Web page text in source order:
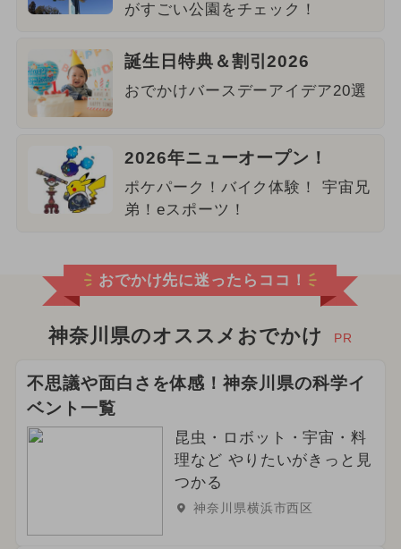
がすごい公園をチェック！
誕生日特典＆割引2026
おでかけバースデーアイデア20選
2026年ニューオープン！
ポケパーク！バイク体験！ 宇宙兄
弟！eスポーツ！
おでかけ先に迷ったらココ！
神奈川県のオススメおでかけ PR
不思議や面白さを体感！神奈川県の科学イ
ベント一覧
昆虫・ロボット・宇宙・料
理など やりたいがきっと見
つかる
神奈川県横浜市西区